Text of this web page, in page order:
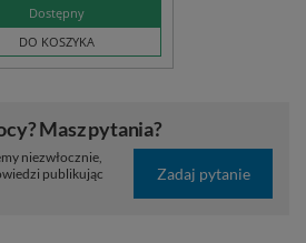
Dostępny
DO KOSZYKA
Masz pytania?
niezwłocznie,
publikując
Zadaj pytanie